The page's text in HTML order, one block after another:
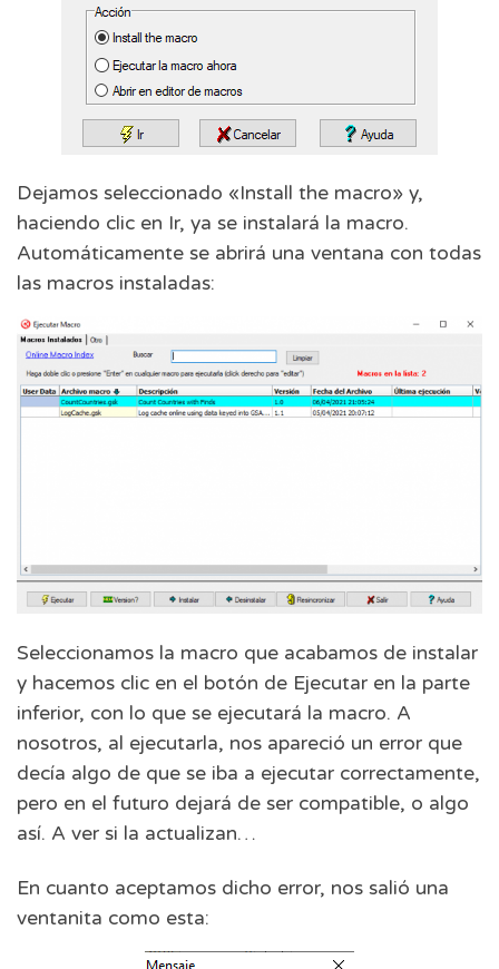
Dejamos seleccionado «Install the macro» y,
haciendo clic en Ir, ya se instalará la macro.
Automáticamente se abrirá una ventana con todas
las macros instaladas:
Seleccionamos la macro que acabamos de instalar
y hacemos clic en el botón de Ejecutar en la parte
inferior, con lo que se ejecutará la macro. A
nosotros, al ejecutarla, nos apareció un error que
decía algo de que se iba a ejecutar correctamente,
pero en el futuro dejará de ser compatible, o algo
así. A ver si la actualizan…
En cuanto aceptamos dicho error, nos salió una
ventanita como esta: